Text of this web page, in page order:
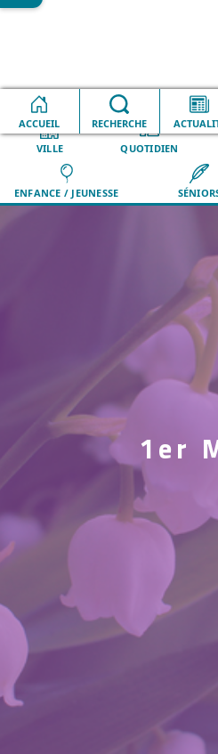
ACCUEIL RECHERCHE
Accueil Évènements
VILLE QUOTIDIEN
ENFANCE / JEUNESSE
1er